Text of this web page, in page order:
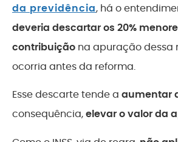
da previdência, há o
deveria descartar os 20%
contribuição na apuração dessa
ocorria antes da reforma.
Esse descarte tende a aumentar
consequência,elevar o valor da